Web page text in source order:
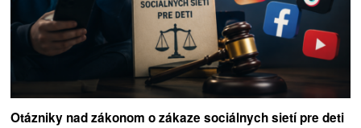
Otázniky nad zákonom o zákaze sociálnych sietí pre deti